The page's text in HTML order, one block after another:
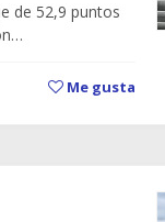
de 52,9 puntos
Me gusta